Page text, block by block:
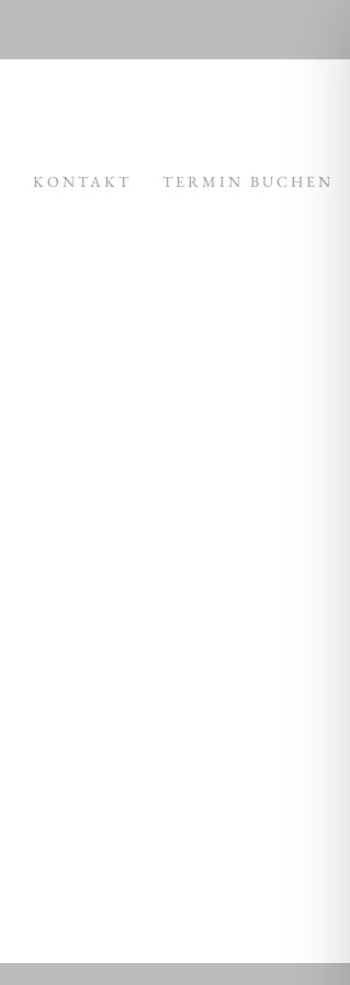
KONTAKT TERMIN BUCHEN